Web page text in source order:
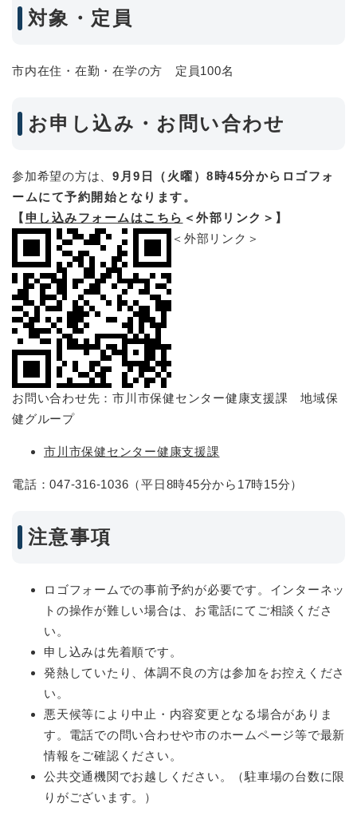
対象・定員
市内在住・在勤・在学の方 定員100名
お申し込み・お問い合わせ
参加希望の方は、 9月9日（火曜）8時45分からロゴフォ
ームにて予約開始となります。
【 申し込みフォームはこちら ＜外部リンク＞ 】
＜外部リンク＞
お問い合わせ先：市川市保健センター健康支援課 地域保
健グループ
市川市保健センター健康支援課
電話：047-316-1036（平日8時45分から17時15分）
注意事項
ロゴフォームでの事前予約が必要です。インターネッ
トの操作が難しい場合は、お電話にてご相談くださ
い。
申し込みは先着順です。
発熱していたり、体調不良の方は参加をお控えくださ
い。
悪天候等により中止・内容変更となる場合がありま
す。電話での問い合わせや市のホームページ等で最新
情報をご確認ください。
公共交通機関でお越しください。（駐車場の台数に限
りがございます。）